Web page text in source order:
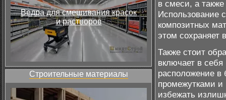
Ведра для смешивания красок
и растворов
Строительные материалы
в смеси, а
Использование
композитных
этом сохраняет
Также стоит
включает в
расположение в
промежутками и
избежать